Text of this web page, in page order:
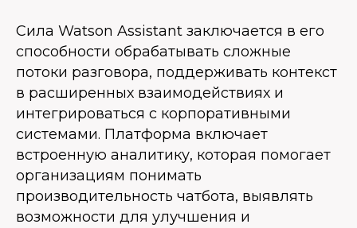
Сила Watson Assistant заключается в его
способности обрабатывать сложные
потоки разговора, поддерживать контекст
в расширенных взаимодействиях и
интегрироваться с корпоративными
системами. Платформа включает
встроенную аналитику, которая помогает
организациям понимать
производительность чатбота, выявлять
возможности для улучшения и